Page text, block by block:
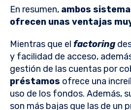
En resumen, ambos
ofrecen unas ventajas
Mientras que el factoring
y facilidad de acceso,
gestión de las cuentas por
préstamos ofrece una
uso de los fondos. Además,
son más bajas que las de un